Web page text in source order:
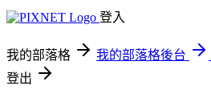
登入
我的部落格 我的部落格後台
登出